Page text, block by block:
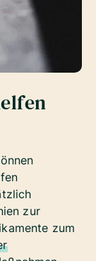
zur
zum